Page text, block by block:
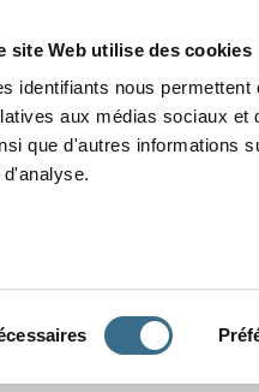
site Web utilise des cookies
identifiants nous
aux médias sociaux et
que d'autres informations
d'analyse.